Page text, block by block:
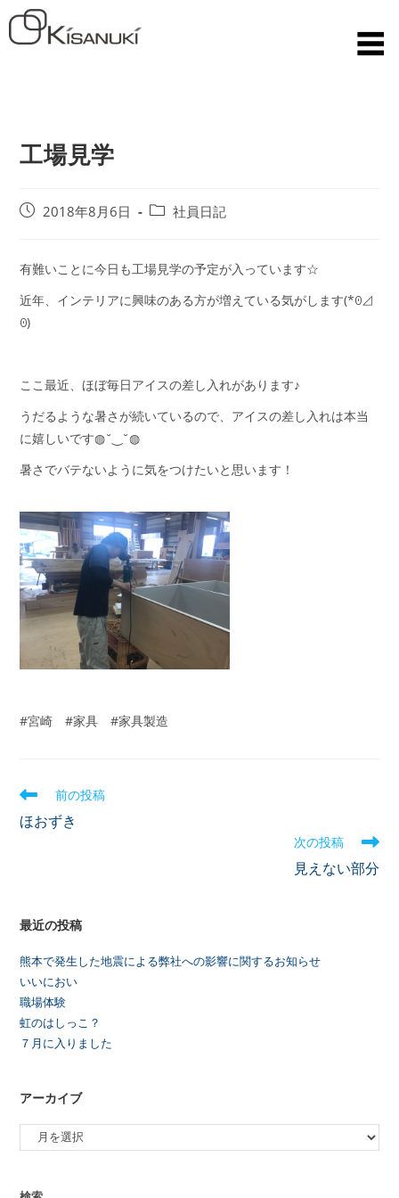
工場見学
2018年8月6日 社員日記
有難いことに今日も工場見学の予定が入っています☆
近年、インテリアに興味のある方が増えている気がします(*ꏿ⊿
ꏿ)
ここ最近、ほぼ毎日アイスの差し入れがあります♪
うだるような暑さが続いているので、アイスの差し入れは本当
に嬉しいです◍˘‿˘◍
暑さでバテないように気をつけたいと思います！
#宮崎 #家具 #家具製造
前の投稿
ほおずき
次の投稿
見えない部分
最近の投稿
熊本で発生した地震による弊社への影響に関するお知らせ
いいにおい
職場体験
虹のはしっこ？
７月に入りました
アーカイブ